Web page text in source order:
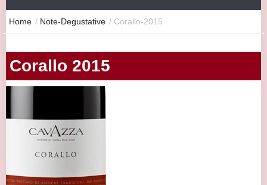
Home / Note-Degustative / Corallo-2015
Corallo 2015